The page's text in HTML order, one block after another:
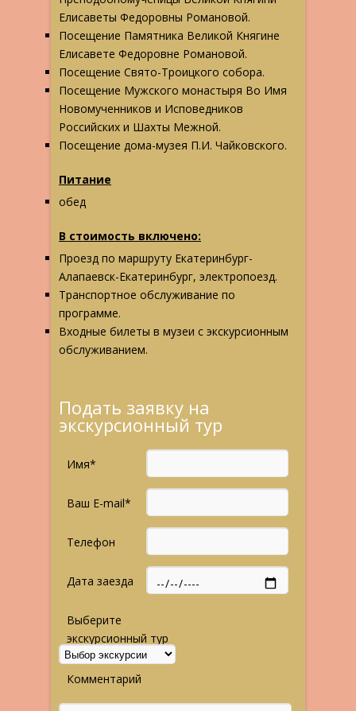
Елисаветы Федоровны Романовой.
Посещение Памятника Великой Княгине
Елисавете Федоровне Романовой.
Посещение Свято-Троицкого собора.
Посещение Мужского монастыря Во Имя
Новомученников и Исповедников
Российских и Шахты Межной.
Посещение дома-музея П.И. Чайковского.
Питание
обед
В стоимость включено:
Проезд по маршруту Екатеринбург-
Алапаевск-Екатеринбург, электропоезд.
Транспортное обслуживание по
программе.
Входные билеты в музеи с экскурсионным
обслуживанием.
Подать заявку на
экскурсионный тур
Имя*
Ваш E-mail*
Телефон
Дата заезда
Выберите
экскурсионный тур
Комментарий